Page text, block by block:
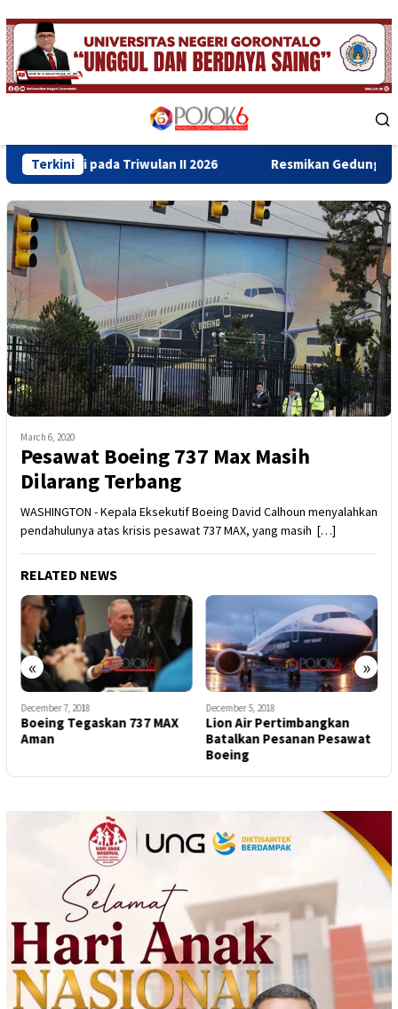
Skip
to
content
Menu
Terkini
Triwulan II 2026 Resmikan Gedung Baru Bahrul Ulum,
March 6, 2020
Pesawat Boeing 737 Max Masih
Dilarang Terbang
WASHINGTON - Kepala Eksekutif Boeing David Calhoun menyalahkan
pendahulunya atas krisis pesawat 737 MAX, yang masih […]
RELATED NEWS
« »
December 7, 2018
Boeing Tegaskan 737 MAX
Aman
December 5, 2018
Lion Air Pertimbangkan
Batalkan Pesanan Pesawat
Boeing